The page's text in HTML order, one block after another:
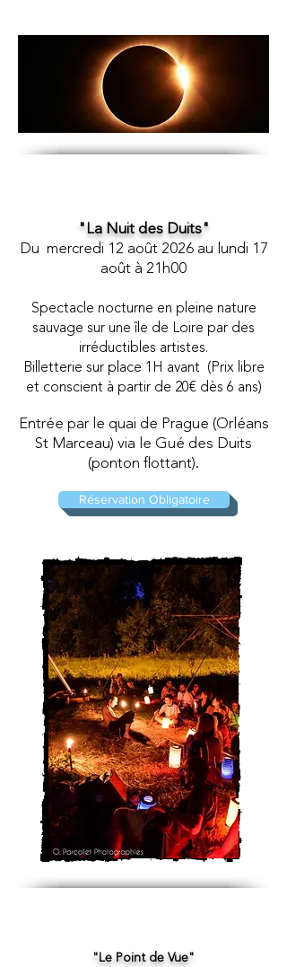
"La Nuit des Duits"
Du mercredi 12 août 2026 au lundi 17
août à 21h00
Spectacle nocturne en pleine nature
sauvage sur une île de Loire par des
irréductibles artistes.
Billetterie sur place 1H avant (Prix libre
et conscient à partir de 20€ dès 6 ans)
Entrée par le quai de Prague (Orléans
St Marceau) via le Gué des Duits
(ponton flottant).
Réservation Obligatoire
"Le Point de Vue"